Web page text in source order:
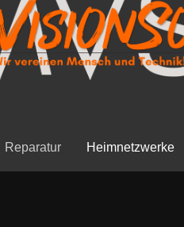
Reparatur Heimnetzwerke